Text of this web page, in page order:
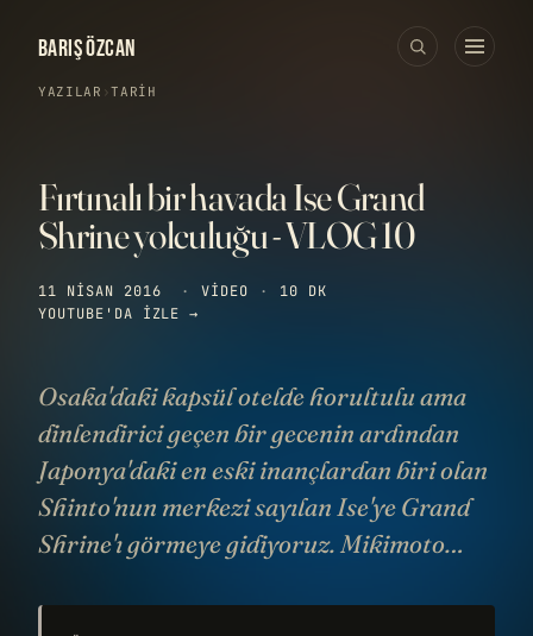
BARIŞ ÖZCAN
YAZILAR ›TARIH
Fırtınalı bir havada Ise Grand
Shrine yolculuğu - VLOG 10
11 NISAN 2016 · VIDEO ·
10 DK
YOUTUBE'DA IZLE →
Osaka'daki kapsül otelde horultulu ama
dinlendirici geçen bir gecenin ardından
Japonya'daki en eski inançlardan biri olan
Shinto'nun merkezi sayılan Ise'ye Grand
Shrine'ı görmeye gidiyoruz. Mikimoto…